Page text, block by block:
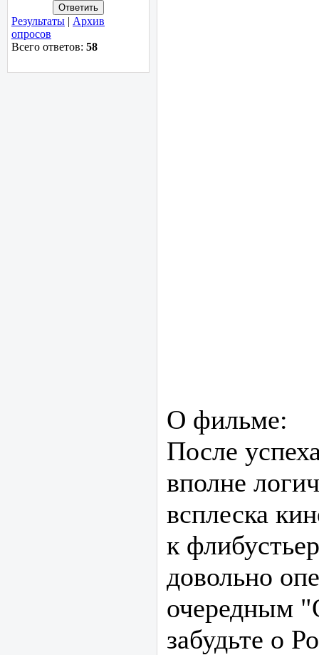
Результаты | Архив
опросов
Всего ответов: 58
О фильме:
После
вполне
всплеска
к
довольно
очередным
забудьте о